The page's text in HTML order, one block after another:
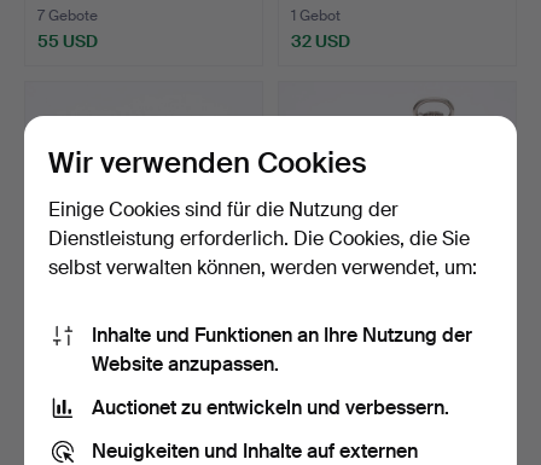
7 Gebote
55 USD
1 Gebot
32 USD
TASCHENUHR, 3 Stück,
inklusive Silber.
1 Gebot
32 USD
TASCHENUHR, sk.
59 USD
Wir verwenden Cookies
Einige Cookies sind für die Nutzung der
Dienstleistung erforderlich. Die Cookies, die Sie
selbst verwalten können, werden verwendet, um:
Inhalte und Funktionen an Ihre Nutzung der
Website anzupassen.
Auctionet zu entwickeln und verbessern.
Neuigkeiten und Inhalte auf externen